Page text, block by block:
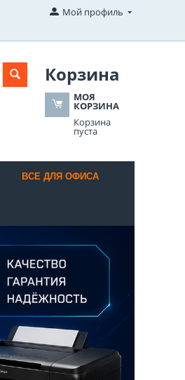
Мой профиль
Корзина
МОЯ
КОРЗИНА
Корзина
пуста
ВСЕ ДЛЯ ОФИСА